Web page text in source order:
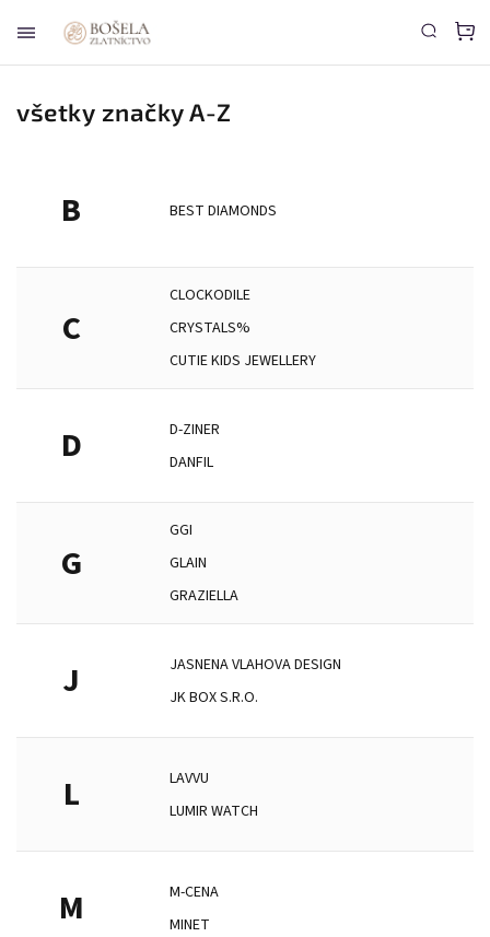
všetky značky A-Z
B BEST DIAMONDS
C
CLOCKODILE
CRYSTALS%
CUTIE KIDS JEWELLERY
D
D-ZINER
DANFIL
G
GGI
GLAIN
GRAZIELLA
J
JASNENA VLAHOVA DESIGN
JK BOX S.R.O.
L
LAVVU
LUMIR WATCH
M
M-CENA
MINET